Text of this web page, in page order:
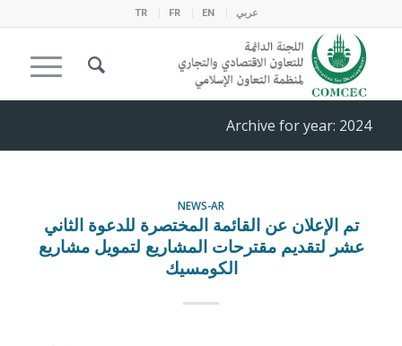
عربي EN
FR
TR
Archive for year: 2024
NEWS-AR
تم الإعلان عن القائمة المختصرة للدعوة الثاني
عشر لتقديم مقترحات المشاريع لتمويل مشاريع
الكومسيك